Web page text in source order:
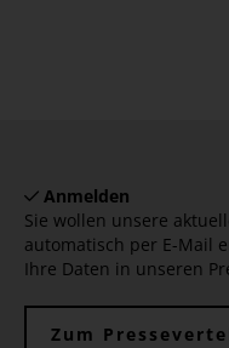
Anmelden
Sie wollen unsere
automatisch per E-Mail
Ihre Daten in unseren
Zum